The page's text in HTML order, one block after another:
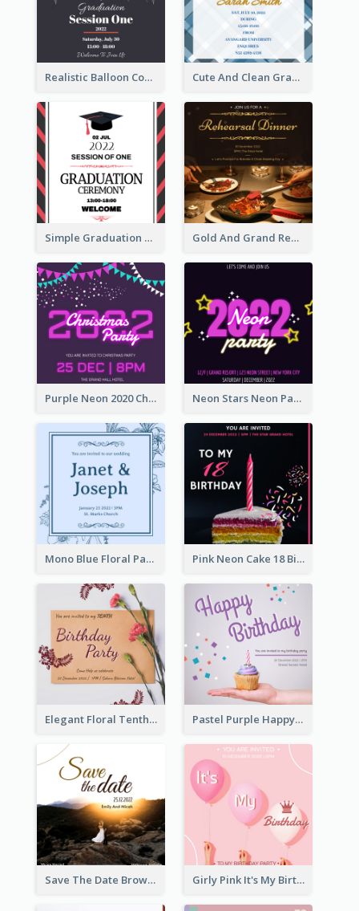
Realistic Balloon Cool Graduation Ceremony Design Cute And Clean Graduation Ceremony Invitation Design Ideas
Simple Graduation Ceremony Invitation Design Template Gold And Grand Rehearsal Dinner For Wedding Invitation
Purple Neon 2020 Christmas Party Invitation Neon Stars Neon Party 2020 Invitation
Mono Blue Floral Pattern Wedding Invitation Pink Neon Cake 18 Birthday Invitation
Elegant Floral Tenth Birthday Party Invitation Pastel Purple Happy Birthday Party Invitation
Save The Date Brown Marriage Invitation Girly Pink It's My Birthday Invitation